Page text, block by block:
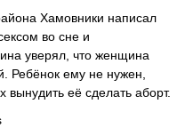
Хамовники написал
во сне и
уверял, что женщина
Ребёнок ему не нужен,
вынудить её сделать аборт.